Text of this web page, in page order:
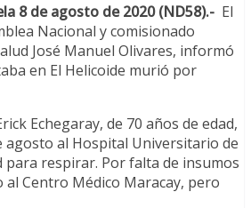
8de agosto de 2020 (ND58).- El
Nacional y comisionado
José Manuel Olivares, informó
en El Helicoide murió por
Echegaray, de 70 años de edad,
agosto al Hospital Universitario de
para respirar. Por falta de insumos
Centro Médico Maracay, pero